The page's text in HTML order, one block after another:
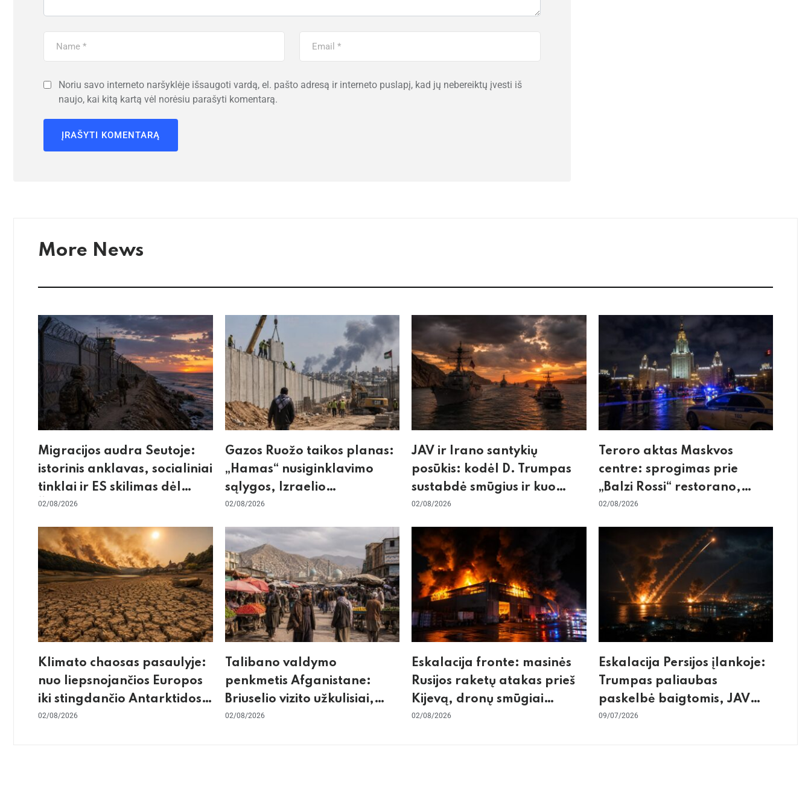
Noriu savo interneto naršyklėje išsaugoti vardą, el. pašto adresą ir interneto puslapį, kad jų nebereiktų įvesti iš
naujo, kai kitą kartą vėl norėsiu parašyti komentarą.
More News
Migracijos audra Seutoje:
istorinis anklavas, socialiniai
tinklai ir ES skilimas dėl
Šengeno zonos
02/08/2026
Gazos Ruožo taikos planas:
„Hamas“ nusiginklavimo
sąlygos, Izraelio
skepticizmas ir ES nerimas
dėl sienos
02/08/2026
JAV ir Irano santykių
posūkis: kodėl D. Trumpas
sustabdė smūgius ir kuo
rizikuoja pasaulio
ekonomika
02/08/2026
Teroro aktas Maskvos
centre: sprogimas prie
„Balzi Rossi“ restorano,
mirtininkės apgulė ir tikrieji
taikiniai
02/08/2026
Klimato chaosas pasaulyje:
nuo liepsnojančios Europos
iki stingdančio Antarktidos
paradokso
02/08/2026
Talibano valdymo
penkmetis Afganistane:
Briuselio vizito užkulisiai,
gilus skurdas ir karinis
02/08/2026
Eskalacija fronte: masinės
Rusijos raketų atakas prieš
Kijevą, dronų smūgiai
„Wildberries“ ir žiemos
02/08/2026
Eskalacija Persijos įlankoje:
Trumpas paliaubas
paskelbė baigtomis, JAV
sunaikino 90 karinių taikinių
09/07/2026